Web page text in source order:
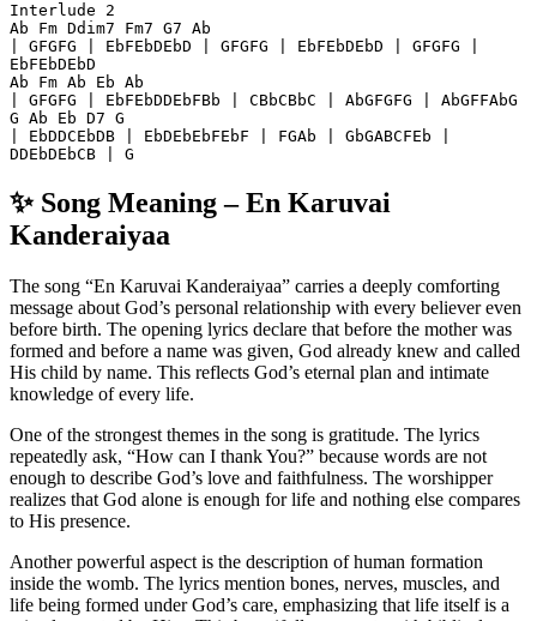
Interlude 2
Ab Fm Ddim7 Fm7 G7 Ab
| GFGFG | EbFEbDEbD | GFGFG | EbFEbDEbD | GFGFG |
EbFEbDEbD
Ab Fm Ab Eb Ab
| GFGFG | EbFEbDDEbFBb | CBbCBbC | AbGFGFG | AbGFFAbG
G Ab Eb D7 G
| EbDDCEbDB | EbDEbEbFEbF | FGAb | GbGABCFEb |
DDEbDEbCB | G
✨ Song Meaning – En Karuvai
Kanderaiyaa
The song “En Karuvai Kanderaiyaa” carries a deeply comforting
message about God’s personal relationship with every believer even
before birth. The opening lyrics declare that before the mother was
formed and before a name was given, God already knew and called
His child by name. This reflects God’s eternal plan and intimate
knowledge of every life.
One of the strongest themes in the song is gratitude. The lyrics
repeatedly ask, “How can I thank You?” because words are not
enough to describe God’s love and faithfulness. The worshipper
realizes that God alone is enough for life and nothing else compares
to His presence.
Another powerful aspect is the description of human formation
inside the womb. The lyrics mention bones, nerves, muscles, and
life being formed under God’s care, emphasizing that life itself is a